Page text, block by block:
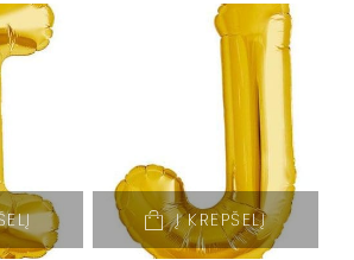
Į KREPŠELĮ